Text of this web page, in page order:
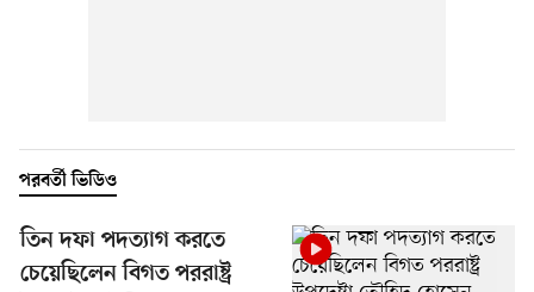
পরবর্তী ভিডিও
তিন দফা পদত্যাগ করতে
চেয়েছিলেন বিগত পররাষ্ট্র